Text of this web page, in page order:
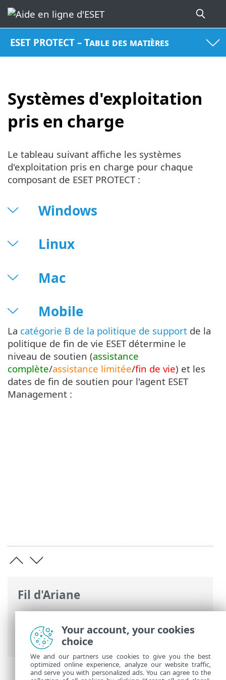
ESET PROTECT – Table des matières
Systèmes d'exploitation
pris en charge
Fil d'Ariane
Aide en ligne d'ESET>ESET PROTECT>
Caractéristiques techniques> Systèmes
d'exploitation pris en charge
Le tableau suivant affiche les systèmes
d'exploitation pris en charge pour chaque
composant de ESET PROTECT :
Windows
Linux
Mac
Mobile
La catégorie B de la politique de support de la
politique de fin de vie ESET détermine le
niveau de soutien (assistance
complète/assistance limitée/fin de vie) et les
dates de fin de soutien pour l'agent ESET
Management :
Your account, your cookies
choice
We and our partners use cookies to give you the best
optimized online experience, analyze our website traffic,
and serve you with personalized ads. You can agree to the